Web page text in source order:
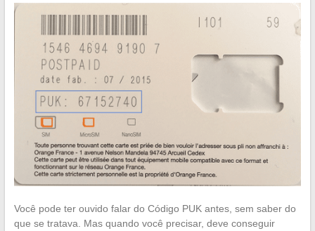
Você pode ter ouvido falar do Código PUK antes, sem saber do
que se tratava. Mas quando você precisar, deve conseguir